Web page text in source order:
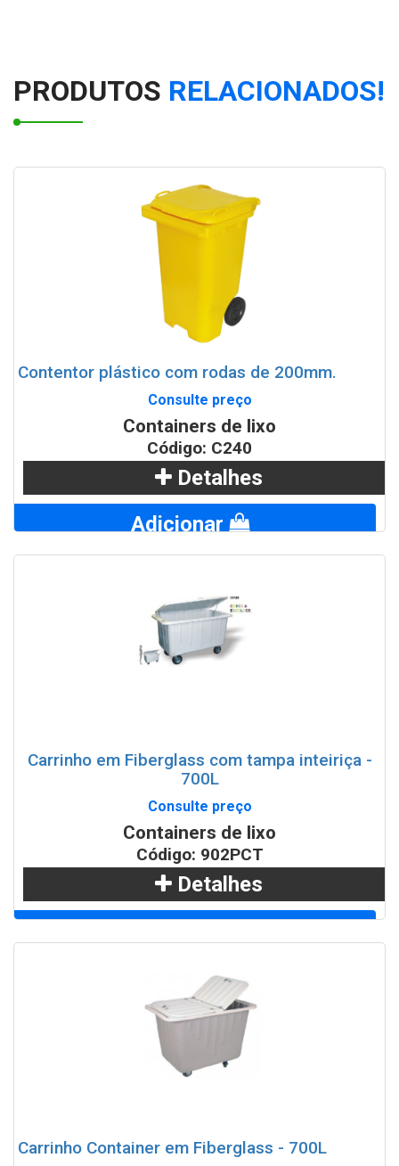
PRODUTOS RELACIONADOS!
Contentor plástico com rodas de 200mm.
Consulte preço
Containers de lixo
Código: C240
Detalhes
Adicionar
Carrinho em Fiberglass com tampa inteiriça -
700L
Consulte preço
Containers de lixo
Código: 902PCT
Detalhes
WhatsApp
Carrinho Container em Fiberglass - 700L